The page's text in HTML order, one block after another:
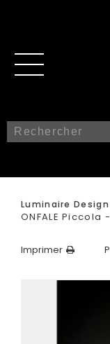
Luminaire Design
ONFALE
Imprimer